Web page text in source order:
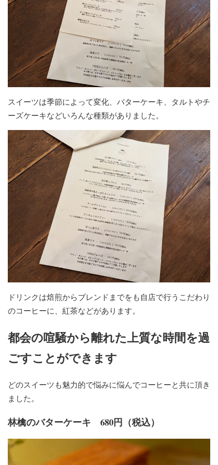
スイーツは季節によって変化、バターケーキ、タルトやチ
ーズケーキなどいろんな種類がありました。
ドリンクは焙煎からブレンドまでをも自店で行うこだわり
のコーヒーに、紅茶などがあります。
都会の喧騒から離れた上質な時間を過
ごすことができます
どのスイーツも魅力的で悩みに悩んでコーヒーと共に頂き
ました。
林檎のバターケーキ 680円（税込）